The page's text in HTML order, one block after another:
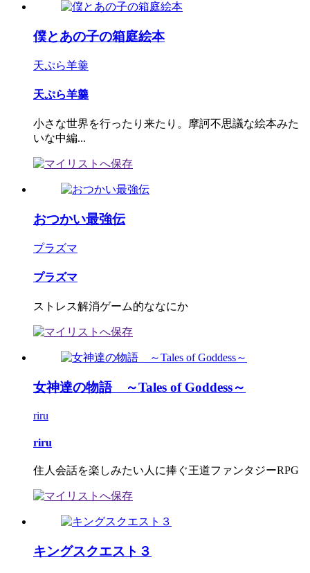
僕とあの子の箱庭絵本
天ぷら羊羹
天ぷら羊羹
小さな世界を行ったり来たり。摩訶不思議な絵本みた
いな中編...
おつかい最強伝
プラズマ
プラズマ
ストレス解消ゲーム的ななにか
女神達の物語 ～Tales of Goddess～
riru
riru
住人会話を楽しみたい人に捧ぐ王道ファンタジーRPG
キングスクエスト３